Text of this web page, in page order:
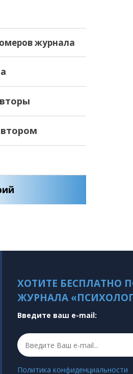
журнала
ХОТИТЕ БЕСПЛАТНО
ЖУРНАЛА
Введите ваш e-mail:
Политика конфиденциальности